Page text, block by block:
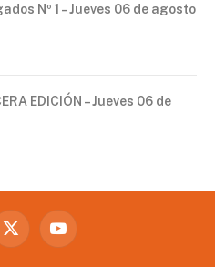
Nº 1 – Jueves 06 de agosto
EDICIÓN – Jueves 06 de
X
YouTube